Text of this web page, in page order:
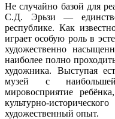
Не случайно базой для
С.Д. Эрьзи —
республике. Как
играет особую роль в
художественно
наиболее полно
художника. Выступая
музей с
мировосприятие
культурно-
художественный опыт.